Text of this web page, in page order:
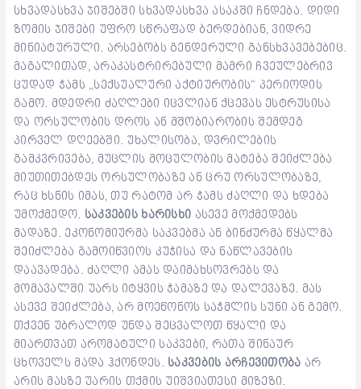
სხვადასხვა ჯიშებში სხვადასხვა ასაკში ჩნდება. დიდი
ზომის ჯიშები უფრო სწრაფად ბერდებიან, ვიდრე
მინიატურული. არსებობს გენდერული განსხვავებებიც.
მაგალითად, არაკასტრირებული მამრი ჩვეულებრივ
ცუდად ჭამს „სექსუალური აქტიურობის“ პერიოდის
გამო. მდედრი ძაღლები იცვლიან ქცევას ესტრუსისა
და ორსულობის დროს ან მშობიარობის შემდეგ
პირველ დღეებში. უხალისობა, დვრილების
გამკვრივება, მუცლის მოცულობის მატება შეიძლება
მიუთითებდეს ორსულობაზე ან ცრუ ორსულობაზე,
რაც ხსნის იმას, თუ რატომ არ ჭამს ძაღლი და ხდება
უმოქმედო. საკვების ხარისხი ასევე მოქმედებს
მადაზე. ეკონომიურმა საკვებმა ან ბინძურმა წყალმა
შეიძლება გამოიწვიოს კუჭისა და ნაწლავების
დაავადება. ძაღლი ამას დაიმახსოვრებს და
მომავალში უარს იტყვის ჭამაზე და დალევაზე. მას
ასევე შეიძლება, არ მოეწონოს საჭმლის სუნი ან გემო.
თქვენ უბრალოდ უნდა შეცვალოთ წყალი და
მიართვათ არომატული საკვები, რათა შინაურ
ცხოველს მადა ჰქონდეს. საკვების არჩევითობა არ
არის მასზე უარის თქმის უიშვიათესი მიზეზი.